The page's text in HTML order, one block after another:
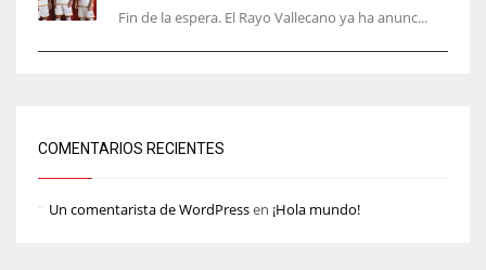
Fin de la espera. El Rayo Vallecano ya ha anunc...
COMENTARIOS RECIENTES
Un comentarista de WordPressen ¡Hola mundo!